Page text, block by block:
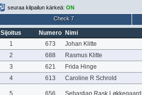
seuraa kilpailun kärkeä: ON
Check 7
Sijoitus Numero
Nimi
1
673
Johan Klitte
2
688
Rasmus Klitte
3
621
Frida Hinge
4
613 Caroline R Schrold
5 656 Sebastian Rask Løkkegaard